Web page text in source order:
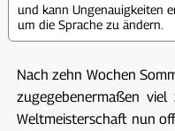
und kann Ungenauigkeiten
um die Sprache zu ändern.
Nach zehn Wochen
zugegebenermaßen
Weltmeisterschaft nun